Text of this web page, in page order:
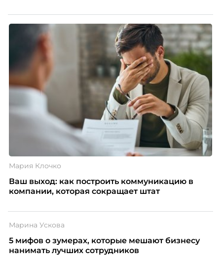
Мария Клочко
Ваш выход: как построить коммуникацию в
компании, которая сокращает штат
Марина Ускова
5 мифов о зумерах, которые мешают бизнесу
нанимать лучших сотрудников